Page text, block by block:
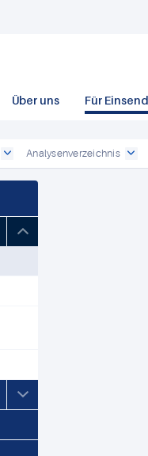
Über uns Für
Analysenverzeichnis